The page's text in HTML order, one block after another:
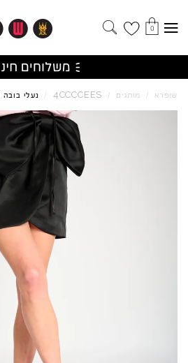
0
שופרא / מותגים /
4CCCCEES
/ נעלי בובה